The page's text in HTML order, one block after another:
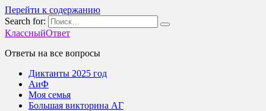
Перейти к содержанию
Search for:
КлассныйОтвет
Ответы на все вопросы
Диктанты 2025 год
АиФ
Моя семья
Большая викторина АГ